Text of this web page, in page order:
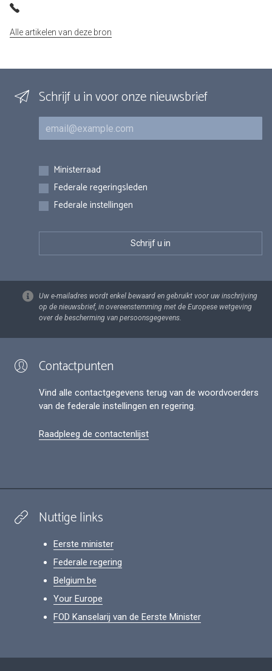
Alle artikelen van deze bron
Schrijf u in voor onze nieuwsbrief
E-mail
Inschrijvingen
Ministerraad
Federale regeringsleden
Federale instellingen
Uw e-mailadres wordt enkel bewaard en gebruikt voor uw inschrijving
op de nieuwsbrief, in overeenstemming met de Europese wetgeving
over de bescherming van persoonsgegevens.
Contactpunten
Vind alle contactgegevens terug van de woordvoerders
van de federale instellingen en regering.
Raadpleeg de contactenlijst
Nuttige links
Eerste minister
Federale regering
Belgium.be
Your Europe
FOD Kanselarij van de Eerste Minister